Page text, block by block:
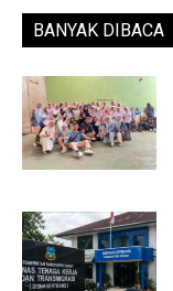
BANYAK DIBACA